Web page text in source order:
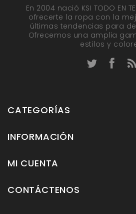
En 2004 nació KSI TODO EN
ofrecerte la ropa con la
últimas tendencias para
Ofrecemos una amplia
estilos y
CATEGORÍAS
INFORMACIÓN
MI CUENTA
CONTÁCTENOS